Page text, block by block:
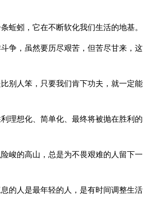
蚯蚓，它在不断软化我们生活的地基。
争，虽然要历尽艰苦，但苦尽甘来，这
别人笨，只要我们肯下功夫，就一定能
理想化、简单化、最终将被抛在胜利的
峻的高山，总是为不畏艰难的人留下一
的人是最年轻的人，是有时间调整生活